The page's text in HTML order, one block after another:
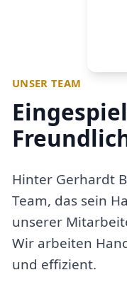
UNSER TEAM
Hinter Gerhardt
Team, das sein
unserer
Wir arbeiten
und effizient.